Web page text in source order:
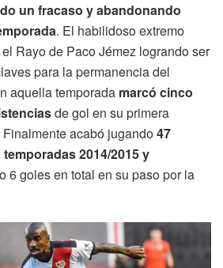
un fracaso y abandonando
. El habilidoso extremo
Rayo de Paco Jémez logrando ser
para la permanencia del
aquella temporada marcó cinco
de gol en su primera
acabó jugando47
2014/2015 y
6 goles en total en su paso por la